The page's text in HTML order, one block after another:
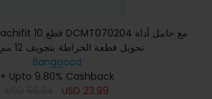
تحويل قطعة الخراطة بتجويف 12 مم 4 قطع
Banggood
+ Upto 9.80% Cashback
USD 23.99